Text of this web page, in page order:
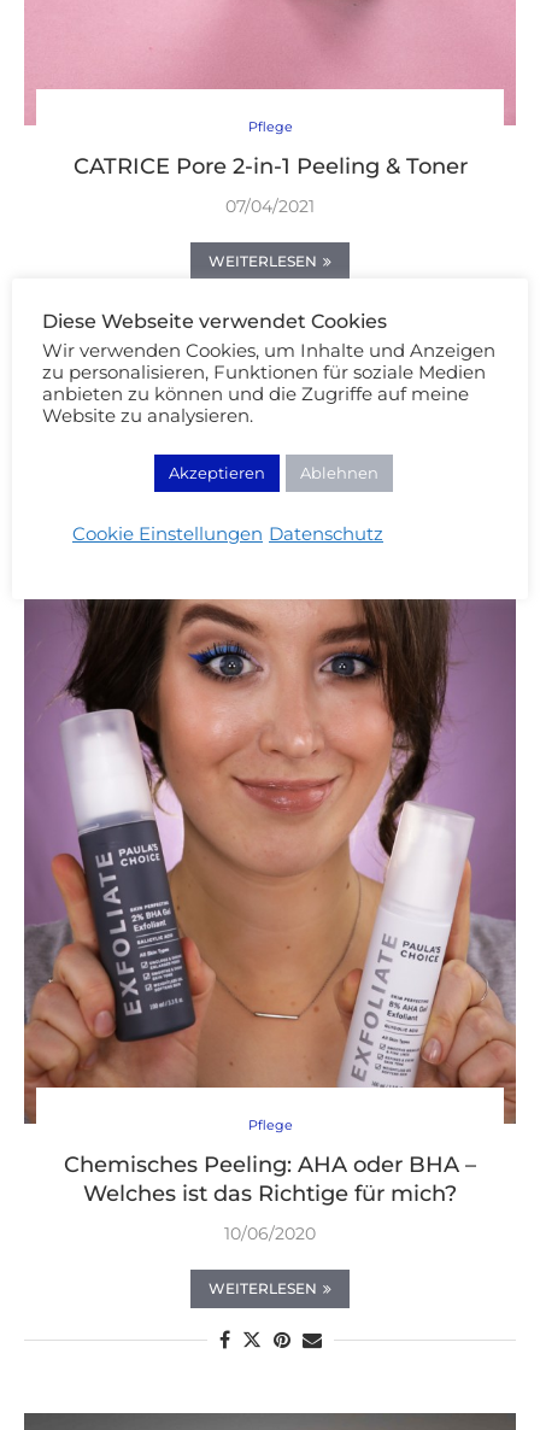
Pflege
CATRICE Pore 2-in-1 Peeling & Toner
07/04/2021
WEITERLESEN
Pflege
Chemisches Peeling: AHA oder BHA –
Welches ist das Richtige für mich?
10/06/2020
WEITERLESEN
Diese Webseite verwendet Cookies
Wir verwenden Cookies, um Inhalte und Anzeigen
zu personalisieren, Funktionen für soziale Medien
anbieten zu können und die Zugriffe auf meine
Website zu analysieren.
Akzeptieren Ablehnen
Cookie Einstellungen Datenschutz